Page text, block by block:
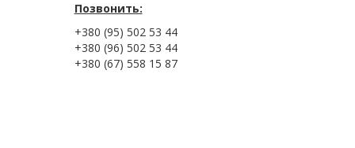
Позвонить:
+380 (95) 502 53 44
+380 (96) 502 53 44
+380 (67) 558 15 87